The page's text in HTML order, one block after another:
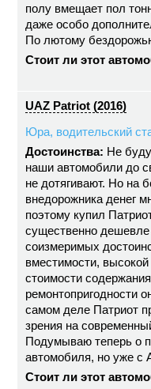
полу вмещает пол
даже особо
По лютому
Стоит ли этот
UAZ Patriot (2016)
Юра, водительский
Достоинства: Не
наши автомобили до
не дотягивают. Но на
внедорожника денег
поэтому купил
существенно
соизмеримых
вместимости,
стоимости
ремонтопригодности
самом деле Патриот
зрения на
Подумываю теперь о
автомобиля, но уже с
Стоит ли этот